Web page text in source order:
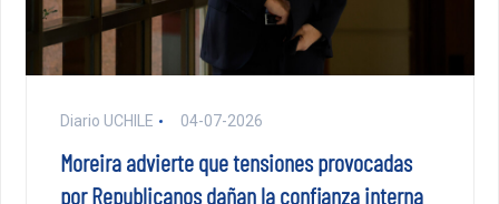
Diario UCHILE 04-07-2026
Moreira advierte que tensiones provocadas
por Republicanos dañan la confianza interna